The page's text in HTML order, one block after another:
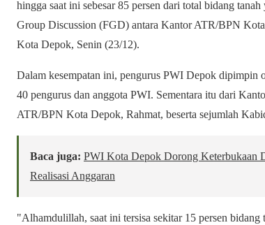
hingga saat ini sebesar 85 persen dari total bidang
Group Discussion (FGD) antara Kantor ATR/BPN
Kota Depok, Senin (23/12).
Dalam kesempatan ini, pengurus PWI Depok dipimpin
40 pengurus dan anggota PWI. Sementara itu dari
ATR/BPN Kota Depok, Rahmat, beserta sejumlah
Baca juga: PWI Kota Depok Dorong Keterbukaan
Realisasi Anggaran
"Alhamdulillah, saat ini tersisa sekitar 15 persen